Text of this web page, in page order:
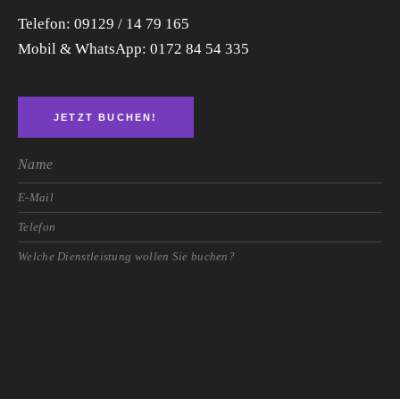
Telefon: 09129 / 14 79 165
Mobil & WhatsApp: 0172 84 54 335
JETZT BUCHEN!